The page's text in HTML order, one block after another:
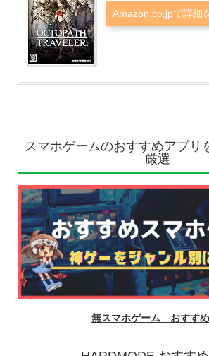
Amazon.co.jpで詳細
スマホゲームのおすすめアプリ
厳選
無スマホゲーム おすすめ